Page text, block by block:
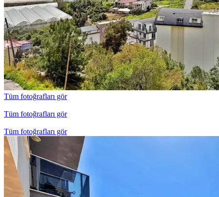
Tüm fotoğrafları gör
Tüm fotoğrafları gör
Tüm fotoğrafları gör